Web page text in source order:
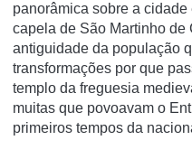
panorâmica sobre a
capela de São Martinho de
antiguidade da população
transformações por que
templo da freguesia
muitas que povoavam o
primeiros tempos da